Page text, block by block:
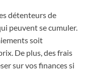
détenteurs de
peuvent se cumuler.
soit
De plus, des frais
sur vos finances si